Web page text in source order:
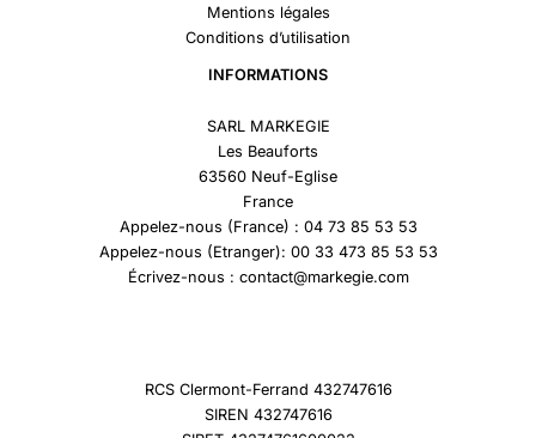
Mentions légales
Conditions d’utilisation
INFORMATIONS
SARL MARKEGIE
Les Beauforts
63560 Neuf-Eglise
France
Appelez-nous (France) : 04 73 85 53 53
Appelez-nous (Etranger): 00 33 473 85 53 53
Écrivez-nous : contact@markegie.com
RCS Clermont-Ferrand 432747616
SIREN 432747616